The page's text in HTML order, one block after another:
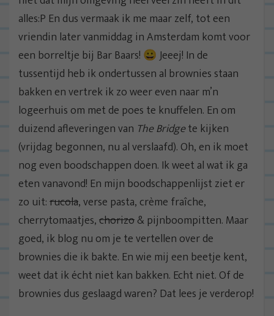
alles:P En dus vermaak ik me maar zelf, tot een
vriendin later vanmiddag in Amsterdam komt voor
een borreltje bij Bar Baars! 😀 Jeeej! In de
tussentijd heb ik ondertussen al brownies staan
bakken en vertrek ik zo weer even naar m’n
logeerhuis om met de poes te knuffelen. En om
duizend afleveringen van The Bridgete kijken
(vrijdag begonnen, nu al verslaafd). Oh, en ik moet
nog even boodschappen doen. Ik weet al wat ik ga
eten vanavond! En mijn boodschappenlijst ziet er
zo uit:rucola, verse pasta, crème fraîche,
cherrytomaatjes,chorizo& pijnboompitten. Maar
goed, ik blog nu om je te vertellen over de
brownies die ik bakte. En wie mij een beetje kent,
weet dat ik écht niet kan bakken. Echt niet. Of de
brownies dus geslaagd waren? Dat lees je verderop!